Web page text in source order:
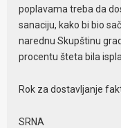
poplavama treba da
sanaciju, kako bi bio
narednu Skupštinu
procentu šteta bila
Rok za dostavljanje
SRNA